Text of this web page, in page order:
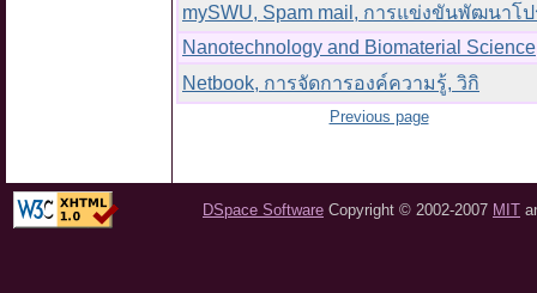
mySWU, Spam mail, การแข่งขันพัฒนาโ
Nanotechnology and Biomaterial Science
Netbook, การจัดการองค์ความรู้, วิกิ
Previous page
DSpace Software Copyright © 2002-2007 MIT